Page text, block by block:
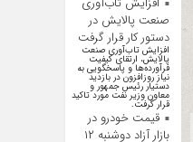
صنعت پالایش در
دستور کار قرار گرفت
افزایش تاب‌آوری صنعت
پالایش، ارتقای کیفیت
فرآورده‌ها و پاسخگویی به
نیاز روزافزون در بازدید
دستیار رئیس جمهور و
معاون وزیر نفت مورد تاکید
قرار گرفت.
قیمت خودرو در
بازار آزاد دوشنبه ۱۲